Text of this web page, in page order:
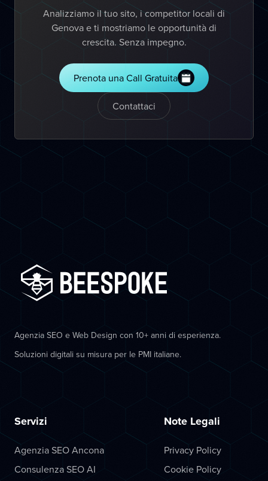
Analizziamo il tuo sito, i competitor locali di
Genova e ti mostriamo le opportunità di
crescita. Senza impegno.
Prenota una Call Gratuita
Contattaci
Agenzia SEO e Web Design con 10+ anni di esperienza.
Soluzioni digitali su misura per le PMI italiane.
Servizi
Agenzia SEO Ancona
Consulenza SEO AI
Note Legali
Privacy Policy
Cookie Policy